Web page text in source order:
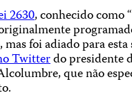
2630, conhecido como
foi adiado para esta
Twitterdo presidente
que não